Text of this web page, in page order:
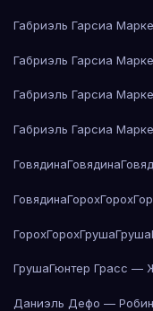
Габриэль Гарсиа
Габриэль Гарсиа
Габриэль Гарсиа
Габриэль Гарсиа
ГовядинаГовядина
ГовядинаГорохГорох
ГорохГорохГрушаГруша
ГрушаГюнтер Грасс —
Даниэль Дефо —